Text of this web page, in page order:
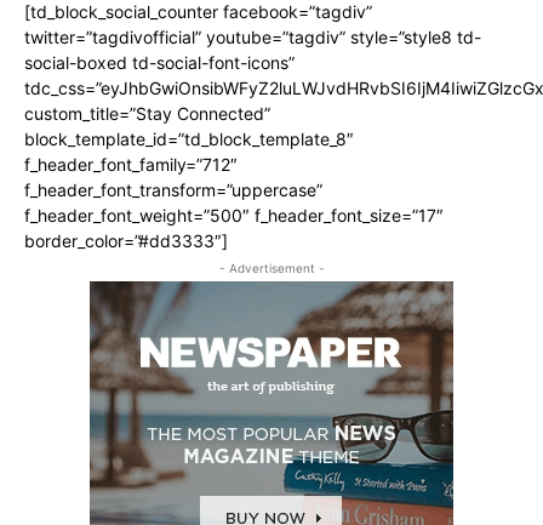
[td_block_social_counter facebook=”tagdiv”
twitter=”tagdivofficial” youtube=”tagdiv” style=”style8 td-
social-boxed td-social-font-icons”
custom_title=”Stay Connected”
block_template_id=”td_block_template_8″
f_header_font_family=”712″
f_header_font_transform=”uppercase”
f_header_font_weight=”500″ f_header_font_size=”17″
border_color=”#dd3333″]
- Advertisement -